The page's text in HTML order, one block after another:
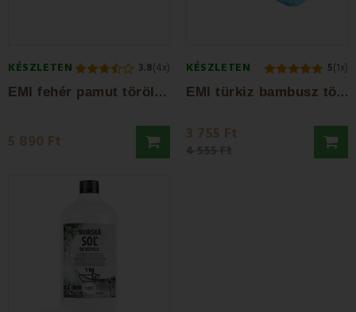
KÉSZLETEN 3.8(4x)
E
MI fehér pamut törölköző és törölköző szett
5 890 Ft
KÉSZLETEN 5(1x)
E
MI türkiz bambusz törölköző 50x100 cm
3 755 Ft